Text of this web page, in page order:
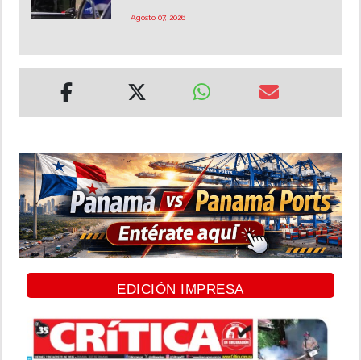
Agosto 07, 2026
EDICIÓN IMPRESA